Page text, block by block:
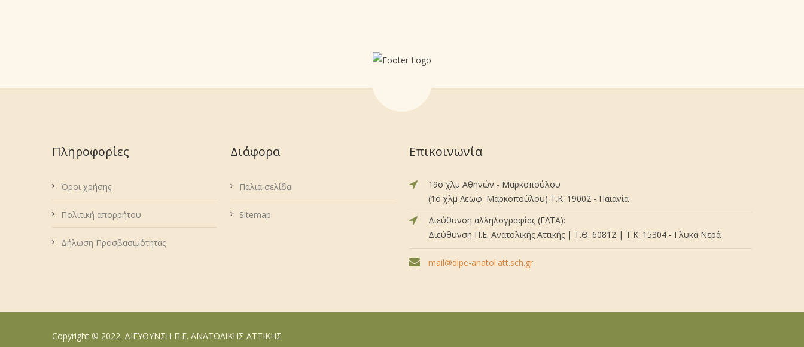
Πληροφορίες
Όροι χρήσης
Πολιτική απορρήτου
Δήλωση Προσβασιμότητας
Διάφορα
Παλιά σελίδα
Sitemap
Επικοινωνία
19ο χλμ Αθηνών - Μαρκοπούλου
(1ο χλμ Λεωφ. Μαρκοπούλου) Τ.Κ. 19002 - Παιανία
Διεύθυνση αλληλογραφίας (ΕΛΤΑ):
Διεύθυνση Π.Ε. Ανατολικής Αττικής | Τ.Θ. 60812 | Τ.Κ. 15304 - Γλυκά Νερά
mail@dipe-anatol.att.sch.gr
Copyright © 2022. ΔΙΕΥΘΥΝΣΗ Π.Ε. ΑΝΑΤΟΛΙΚΗΣ ΑΤΤΙΚΗΣ